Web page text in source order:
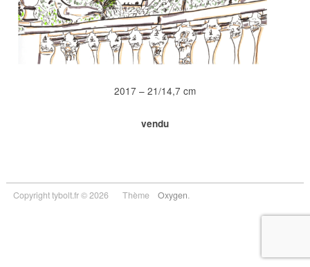
2017 – 21/14,7 cm
vendu
Copyright tybolt.fr © 2026 Thème Oxygen.